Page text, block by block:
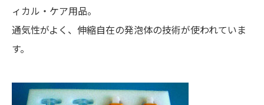
ィカル・ケア用品。
通気性がよく、伸縮自在の発泡体の技術が使われていま
す。